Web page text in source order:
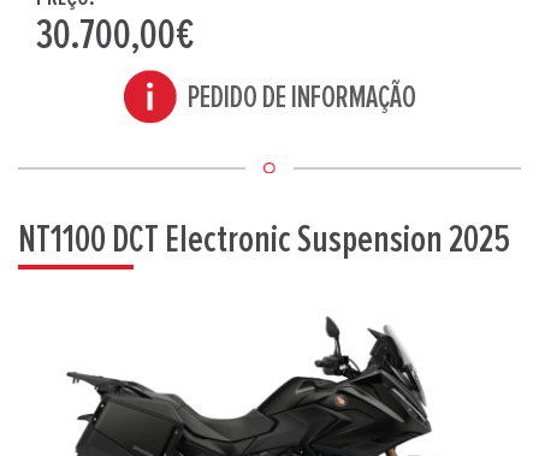
30.700,00€
PEDIDO DE INFORMAÇÃO
NT1100 DCT Electronic Suspension 2025